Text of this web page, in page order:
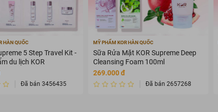
HÀN QUỐC
5 Step Travel Kit -
du lịch KOR
Đã bán 3456435
MỸ PHẨM KOR HÀN QUỐC
Sữa Rửa Mặt KOR Supreme Deep
Cleansing Foam 100ml
269.000 đ
Đã bán 2657268